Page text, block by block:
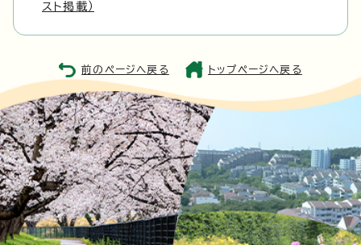
スト掲載）
前のページへ戻る トップページへ戻る